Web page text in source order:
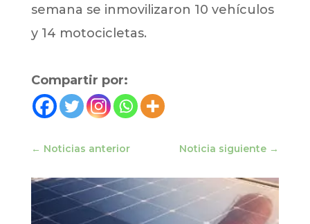
semana se inmovilizaron 10 vehículos
y 14 motocicletas.
Compartir por:
← Noticias anterior Noticia siguiente →